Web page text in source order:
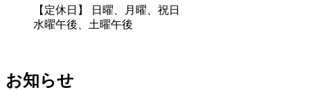
【定休日】 日曜、月曜、祝日
水曜午後、土曜午後
お知らせ